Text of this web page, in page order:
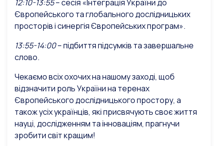
12:10-13:55– сесія «Інтеграція України до
Європейського та глобального дослідницьких
просторів і синергія Європейських програм».
13:55-14:00– підбиття підсумків та завершальне
слово.
Чекаємо всіх охочих на нашому заході, щоб
відзначити роль України на теренах
Європейського дослідницького простору, а
також усіх українців, які присвячують своє життя
науці, дослідженням та інноваціям, прагнучи
зробити світ кращим!